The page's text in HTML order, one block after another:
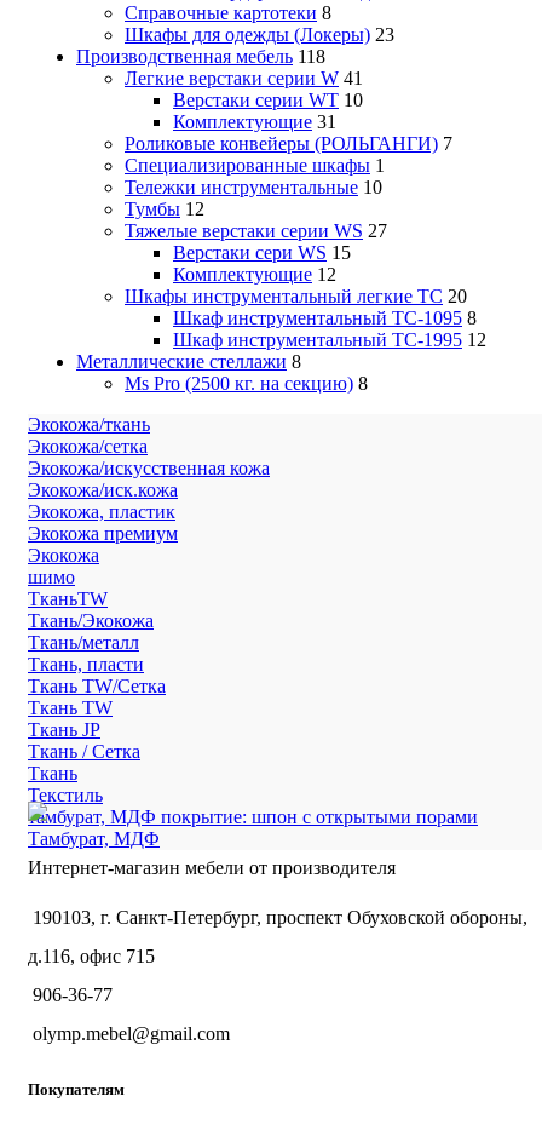
Справочные картотеки 8
Шкафы для одежды (Локеры) 23
Производственная мебель 118
Легкие верстаки серии W 41
Верстаки серии WT 10
Комплектующие 31
Роликовые конвейеры (РОЛЬГАНГИ) 7
Специализированные шкафы 1
Тележки инструментальные 10
Тумбы 12
Тяжелые верстаки серии WS 27
Верстаки сери WS 15
Комплектующие 12
Шкафы инструментальный легкие ТС 20
Шкаф инструментальный TC-1095 8
Шкаф инструментальный TC-1995 12
Металлические стеллажи 8
Ms Pro (2500 кг. на секцию) 8
Экокожа/ткань
Экокожа/сетка
Экокожа/искусственная кожа
Экокожа/иск.кожа
Экокожа, пластик
Экокожа премиум
Экокожа
шимо
ТканьTW
Ткань/Экокожа
Ткань/металл
Ткань, пласти
Ткань TW/Сетка
Ткань TW
Ткань JP
Ткань / Сетка
Ткань
Текстиль
тамбурат, МДФ покрытие: шпон с открытыми порами
Тамбурат, МДФ
Интернет-магазин мебели от производителя
190103, г. Санкт-Петербург, проспект Обуховской обороны,
д.116, офис 715
906-36-77
olymp.mebel@gmail.com
Покупателям